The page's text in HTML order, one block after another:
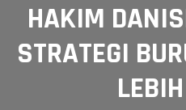
HAKIM
STRATEGI